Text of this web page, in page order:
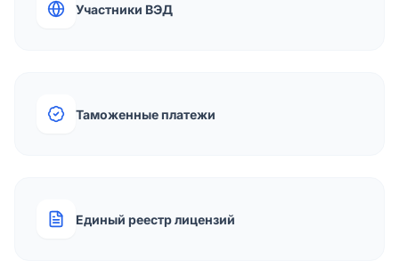
Участники ВЭД
Таможенные платежи
Единый реестр лицензий